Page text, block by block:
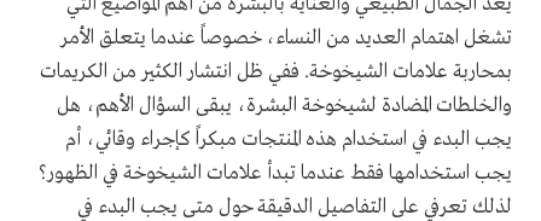
تشغل اهتمام العديد من النساء، خصوصاً عندما يتعلق الأمر
بمحاربة علامات الشيخوخة. ففي ظل انتشار الكثير من الكريمات
والخلطات المضادة لشيخوخة البشرة، يبقى السؤال الأهم، هل
يجب البدء في استخدام هذه المنتجات مبكراً كإجراء وقائي، أم
يجب استخدامها فقط عندما تبدأ علامات الشيخوخة في الظهور؟
لذلك تعرفي على التفاصيل الدقيقة حول متى يجب البدء في